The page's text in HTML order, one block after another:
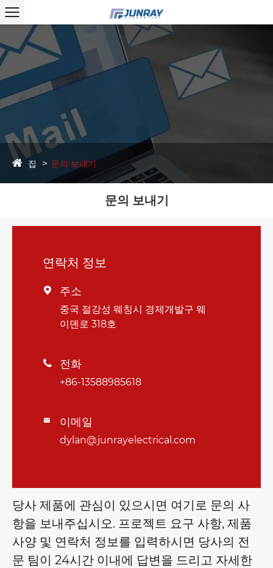
집 문의 보내기
문의 보내기
연락처 정보
 주소
중국 절강성 웨칭시 경제개발구 웨
이뎬로 318호
 전화
+86-13588985618
 이메일
dylan@junrayelectrical.com
당사 제품에 관심이 있으시면 여기로 문의 사
항을 보내주십시오. 프로젝트 요구 사항, 제품
사양 및 연락처 정보를 입력하시면 당사의 전
문 팀이 24시간 이내에 답변을 드리고 자세한